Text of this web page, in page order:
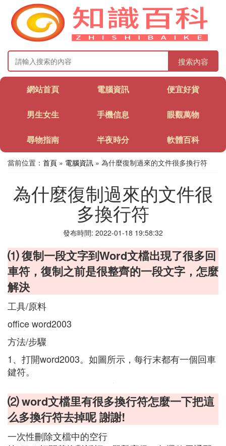
搜索內容
網站首頁 電腦資訊 便宜好貨
男生女生 手機信息 眼觀萬物
尋物指南 半夜時分 軟體百科
當前位置： 首頁 » 電腦資訊 » 為什麼復制過來的文件很多換行符
為什麼復制過來的文件很
多換行符
發布時間: 2022-01-18 19:58:32
⑴ 復制一段文字到Word文檔出現了很多回
車符，復制之前是很整齊的一段文字，怎麼
解決
工具/原料
office word2003
方法/步驟
1、打開word2003。如圖所示，每行末都有一個回車
鍵符。
⑵ word文檔里有很多換行符怎麼一下把這
么多換行符去掉呢 謝謝!
一次性刪除文檔中的空行